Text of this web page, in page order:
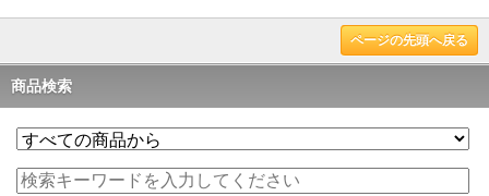
ページの先頭へ戻る
商品検索